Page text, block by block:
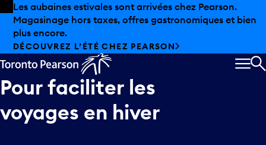
Skip to offers
Passer au contenu principal
Les aubaines estivales sont arrivées chez Pearson.
Magasinage hors taxes, offres gastronomiques et bien
plus encore.
DÉCOUVREZ L’ÉTÉ CHEZ PEARSON
Pourfaciliter les
voyages en hiver